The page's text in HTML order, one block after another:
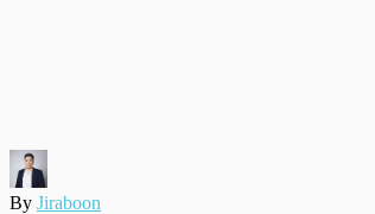
By Jiraboon